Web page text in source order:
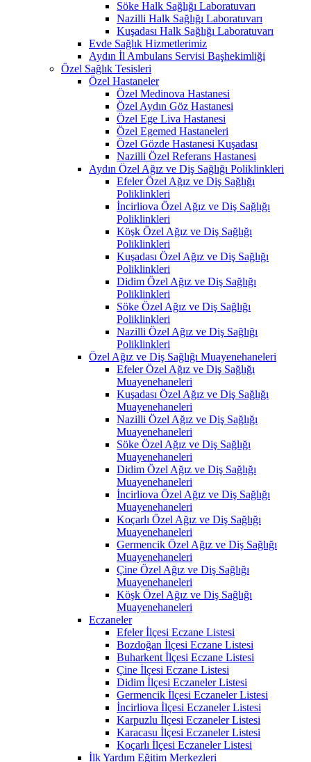
Söke Halk Sağlığı Laboratuvarı
Nazilli Halk Sağlığı Laboratuvarı
Kuşadası Halk Sağlığı Laboratuvarı
Evde Sağlık Hizmetlerimiz
Aydın İl Ambulans Servisi Başhekimliği
Özel Sağlık Tesisleri
Özel Hastaneler
Özel Medinova Hastanesi
Özel Aydın Göz Hastanesi
Özel Ege Liva Hastanesi
Özel Egemed Hastaneleri
Özel Gözde Hastanesi Kuşadası
Nazilli Özel Referans Hastanesi
Aydın Özel Ağız ve Diş Sağlığı Poliklinkleri
Efeler Özel Ağız ve Diş Sağlığı
Poliklinkleri
İncirliova Özel Ağız ve Diş Sağlığı
Poliklinkleri
Köşk Özel Ağız ve Diş Sağlığı
Poliklinkleri
Kuşadası Özel Ağız ve Diş Sağlığı
Poliklinkleri
Didim Özel Ağız ve Diş Sağlığı
Poliklinkleri
Söke Özel Ağız ve Diş Sağlığı
Poliklinkleri
Nazilli Özel Ağız ve Diş Sağlığı
Poliklinkleri
Özel Ağız ve Diş Sağlığı Muayenehaneleri
Efeler Özel Ağız ve Diş Sağlığı
Muayenehaneleri
Kuşadası Özel Ağız ve Diş Sağlığı
Muayenehaneleri
Nazilli Özel Ağız ve Diş Sağlığı
Muayenehaneleri
Söke Özel Ağız ve Diş Sağlığı
Muayenehaneleri
Didim Özel Ağız ve Diş Sağlığı
Muayenehaneleri
İncirliova Özel Ağız ve Diş Sağlığı
Muayenehaneleri
Koçarlı Özel Ağız ve Diş Sağlığı
Muayenehaneleri
Germencik Özel Ağız ve Diş Sağlığı
Muayenehaneleri
Çine Özel Ağız ve Diş Sağlığı
Muayenehaneleri
Köşk Özel Ağız ve Diş Sağlığı
Muayenehaneleri
Eczaneler
Efeler İlçesi Eczane Listesi
Bozdoğan İlçesi Eczane Listesi
Buharkent İlçesi Eczane Listesi
Çine İlçesi Eczane Listesi
Didim İlçesi Eczaneler Listesi
Germencik İlçesi Eczaneler Listesi
İncirliova İlçesi Eczaneler Listesi
Karpuzlu İlçesi Eczaneler Listesi
Karacasu İlçesi Eczaneler Listesi
Koçarlı İlçesi Eczaneler Listesi
İlk Yardım Eğitim Merkezleri